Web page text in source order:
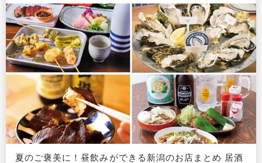
夏のご褒美に！昼飲みができる新潟のお店まとめ 居酒